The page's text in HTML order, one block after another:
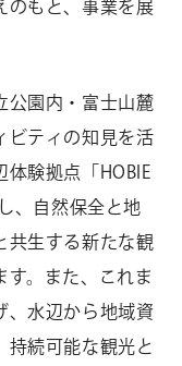
のもと、事業を展
公園内・富士山麓
ビティの知見を活
験拠点「HOBIE
、自然保全と地
共生する新たな観
す。また、これま
、水辺から地域資
持続可能な観光と